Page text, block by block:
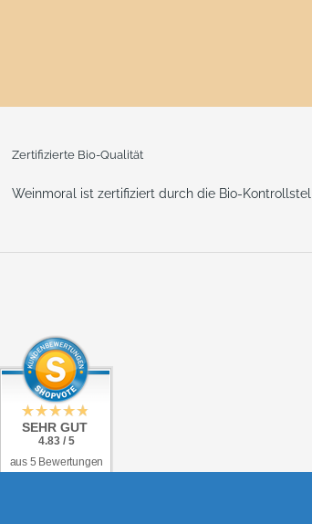
Zertifizierte Bio-Qualität
Weinmoral ist zertifiziert durch die Bio-
SEHR GUT
4.83 / 5
aus 5 Bewertungen
SEHR GUT
4.83 / 5
aus 5 Bewertungen